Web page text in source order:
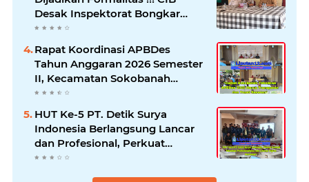
Desak Inspektorat Bongkar
Seluruh Fakta dan Hentikan
Dugaan Permainan Oknum
Rapat Koordinasi APBDes
Tahun Anggaran 2026 Semester
II, Kecamatan Sokobanah
Libatkan 12 Desa
HUT Ke-5 PT. Detik Surya
Indonesia Berlangsung Lancar
dan Profesional, Perkuat
Kompetensi Wartawan